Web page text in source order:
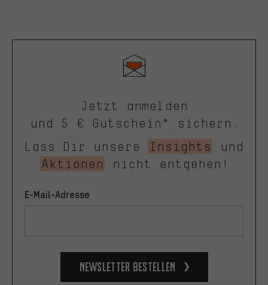
Jetzt anmelden
und 5 € Gutschein* sichern.
Lass Dir unsere
Insights
und
Aktionen
nicht entgehen!
E-Mail-Adresse
Newsletter bestellen